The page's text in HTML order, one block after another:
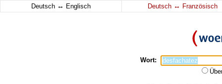
Deutsch ↔ Englisch Deutsch ↔ Französisch
Wort: